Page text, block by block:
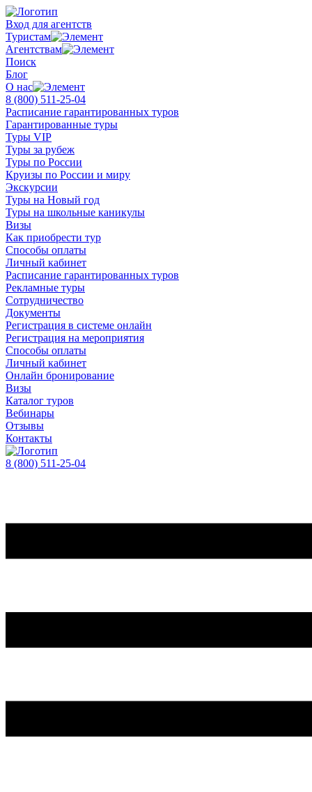
Вход для агентств
Туристам
Агентствам
Поиск
Блог
О нас
8 (800) 511-25-04
Расписание гарантированных туров
Гарантированные туры
Туры VIP
Туры за рубеж
Туры по России
Круизы по России и миру
Экскурсии
Туры на Новый год
Туры на школьные каникулы
Визы
Как приобрести тур
Способы оплаты
Личный кабинет
Расписание гарантированных туров
Рекламные туры
Сотрудничество
Документы
Регистрация в системе онлайн
Регистрация на мероприятия
Способы оплаты
Личный кабинет
Онлайн бронирование
Визы
Каталог туров
Вебинары
Отзывы
Контакты
8 (800) 511-25-04